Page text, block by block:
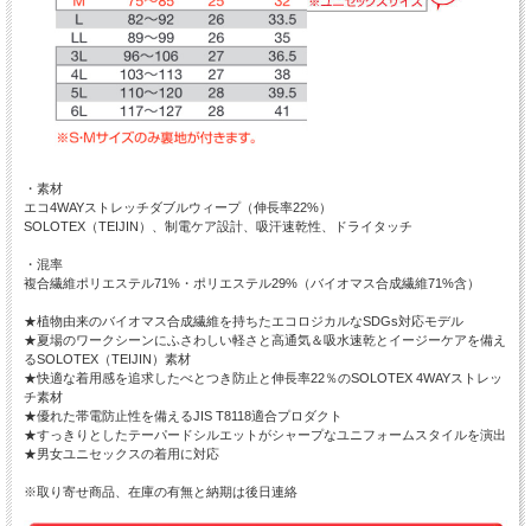
・素材
エコ4WAYストレッチダブルウィープ（伸長率22%）
SOLOTEX（TEIJIN）、制電ケア設計、吸汗速乾性、ドライタッチ
・混率
複合繊維ポリエステル71%・ポリエステル29%（バイオマス合成繊維71%含）
★植物由来のバイオマス合成繊維を持ちたエコロジカルなSDGs対応モデル
★夏場のワークシーンにふさわしい軽さと高通気＆吸水速乾とイージーケアを備え
るSOLOTEX（TEIJIN）素材
★快適な着用感を追求したべとつき防止と伸長率22％のSOLOTEX 4WAYストレッ
チ素材
★優れた帯電防止性を備えるJIS T8118適合プロダクト
★すっきりとしたテーパードシルエットがシャープなユニフォームスタイルを演出
★男女ユニセックスの着用に対応
※取り寄せ商品、在庫の有無と納期は後日連絡